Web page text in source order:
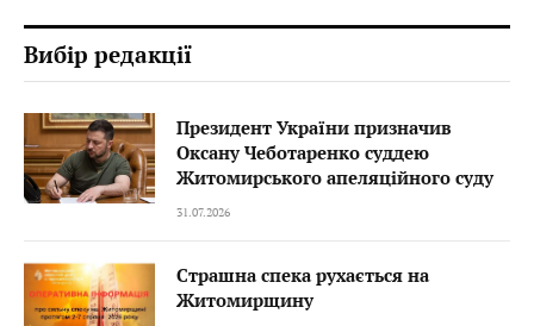
Вибір редакції
Президент України призначив
Оксану Чеботаренко суддею
Житомирського апеляційного суду
31.07.2026
Страшна спека рухається на
Житомирщину